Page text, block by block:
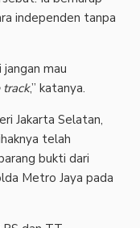
independen tanpa
mau
track,” katanya.
Jakarta Selatan,
telah
bukti dari
Metro Jaya pada